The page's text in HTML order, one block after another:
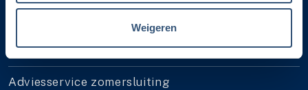
Weigeren
Lidmaatschap cadeau geven
Adviesservice zomersluiting